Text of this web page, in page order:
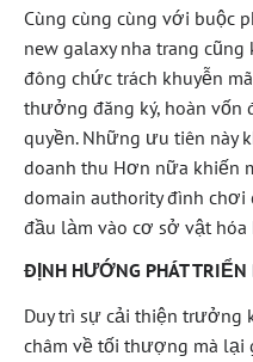
Cùng cùng cùng với buộc
new galaxy nha trang
đông chức trách khuyễn
thưởng đăng ký, hoàn vốn
quyền. Những ưu tiên này
doanh thu Hơn nữa khiến
domain authority đình
đầu làm vào cơ sở vật hóa
ĐỊNH HƯỚNG PHÁT TRIỂN
Duy trì sự cải thiện trưởng
châm về tối thượng mà lại